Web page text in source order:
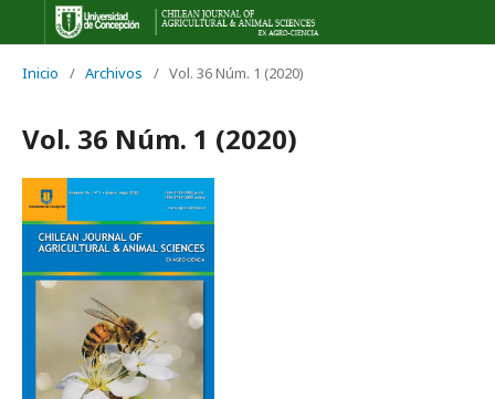
Inicio / Archivos / Vol. 36 Núm. 1 (2020)
Vol. 36 Núm. 1 (2020)